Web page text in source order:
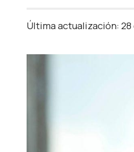
Última actualización: